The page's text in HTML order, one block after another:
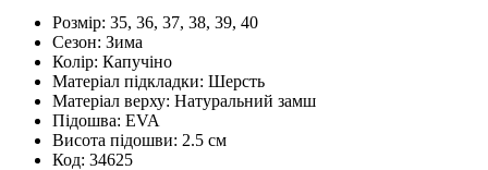
Розмiр: 35, 36, 37, 38, 39, 40
Сезон: Зима
Колір: Капучіно
Матеріал підкладки: Шерсть
Матеріал верху: Натуральний замш
Підошва: EVA
Висота підошви: 2.5 cм
Код: 34625